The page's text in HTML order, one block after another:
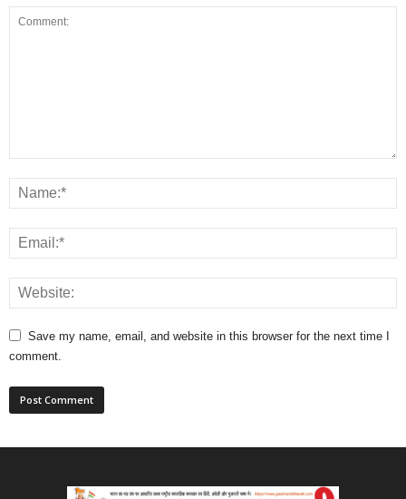
Save my name, email, and website in this browser for the next time I
comment.